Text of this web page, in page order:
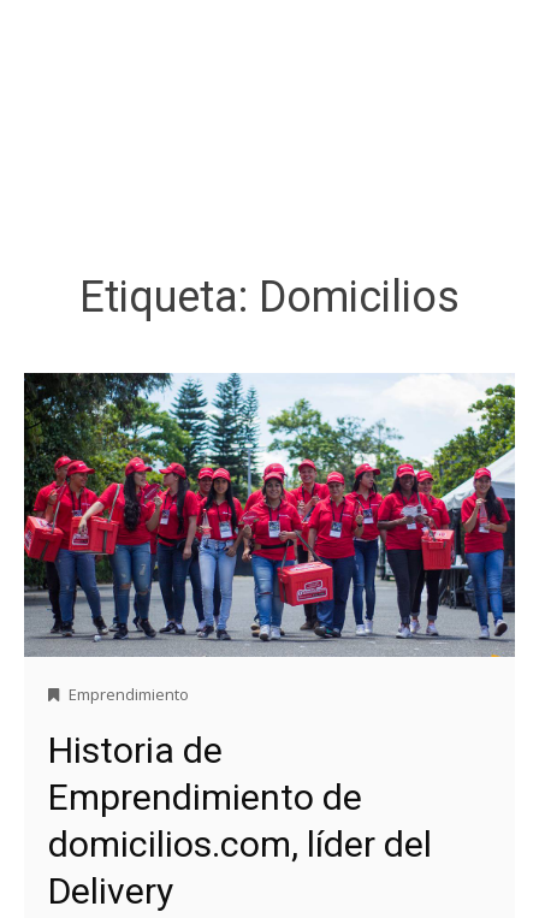
Etiqueta: Domicilios
Emprendimiento
Historia de
Emprendimiento de
domicilios.com, líder del
Delivery